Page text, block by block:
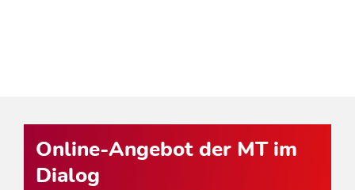
Online-Angebot der MT im
Dialog